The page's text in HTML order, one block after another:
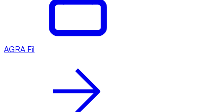
AGRA Fil